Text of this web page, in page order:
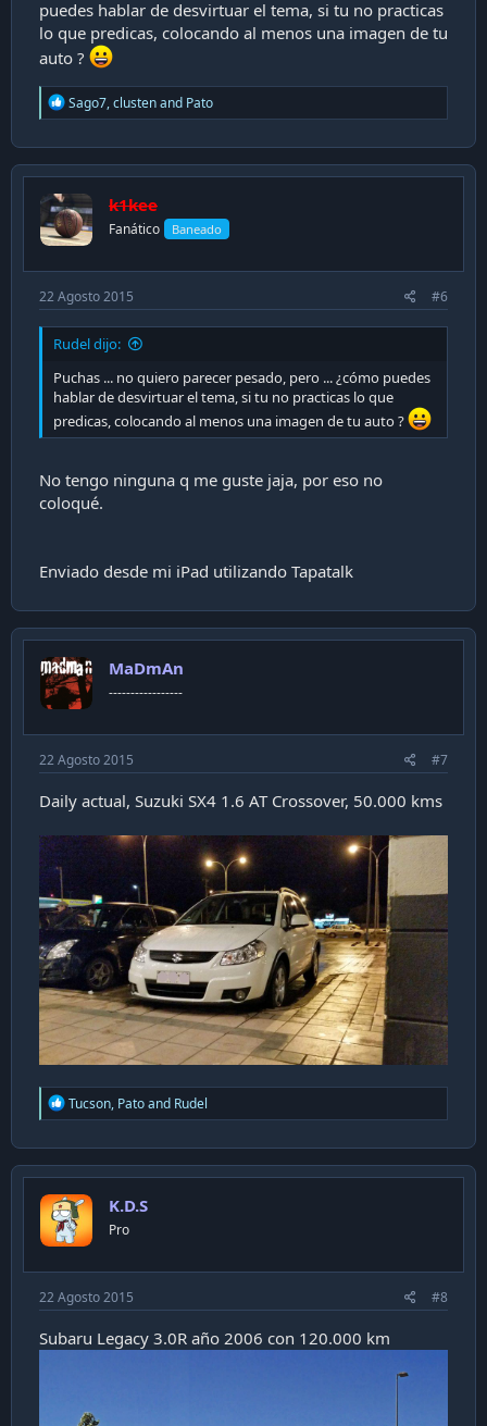
puedes hablar de desvirtuar el tema, si tu no practicas
lo que predicas, colocando al menos una imagen de tu
auto ?
R
e
c
t
o
n
s
Sago7,clustenand Pato
k1kee
Fanático Baneado
22 Agosto 2015 #6
Rudel dijo:
Puchas ... no quiero parecer pesado, pero ... ¿cómo puedes
hablar de desvirtuar el tema, si tu no practicas lo que
predicas, colocando al menos una imagen de tu auto ?
No tengo ninguna q me guste jaja, por eso no
coloqué.
Enviado desde mi iPad utilizando Tapatalk
MaDmAn
-----------------
22 Agosto 2015 #7
Daily actual, Suzuki SX4 1.6 AT Crossover, 50.000 kms
R
e
c
t
o
n
s
Tucson, Patoand Rudel
K.D.S
Pro
22 Agosto 2015 #8
Subaru Legacy 3.0R año 2006 con 120.000 km